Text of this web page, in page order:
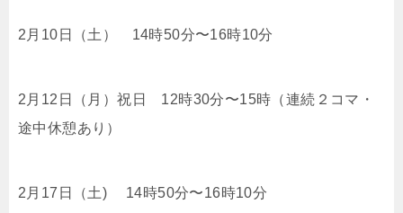
2月10日（土） 14時50分〜16時10分
2月12日（月）祝日 12時30分〜15時（連続２コマ・
途中休憩あり）
2月17日（土) 14時50分〜16時10分